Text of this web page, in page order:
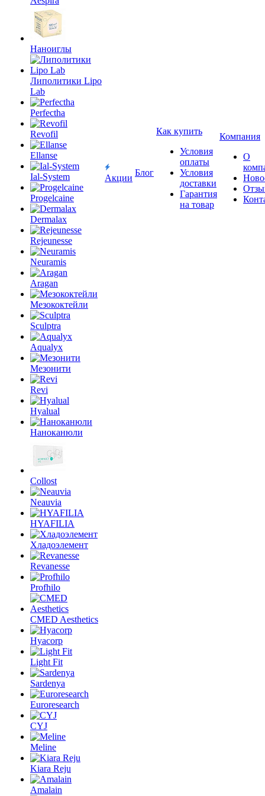
Наноиглы
Липолитики Lipo
Lab
Perfectha
Revofil
Ellanse
Ial-System
Progelcaine
Dermalax
Rejeunesse
Neuramis
Aragan
Мезококтейли
Sculptra
Aqualyx
Мезонити
Revi
Hyalual
Наноканюли
Collost
Neauvia
HYAFILIA
Хладоэлемент
Revanesse
Profhilo
CMED Aesthetics
Hyacorp
Light Fit
Sardenya
Euroresearch
CYJ
Meline
Kiara Reju
Amalain
Акции
Блог
Как купить
Условия
оплаты
Условия
доставки
Гарантия
на товар
Компания
О